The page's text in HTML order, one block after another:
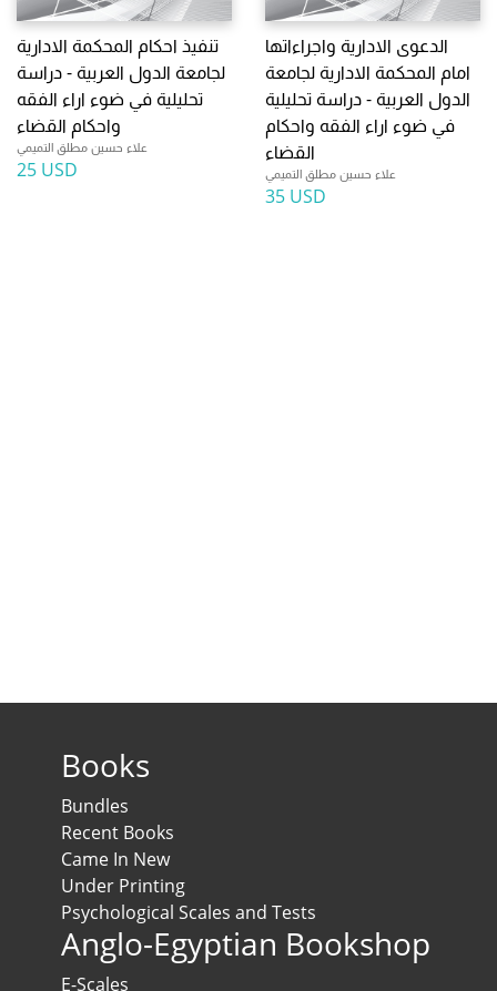
تنفيذ احكام المحكمة الادارية
لجامعة الدول العربية - دراسة
تحليلية في ضوء اراء الفقه
واحكام القضاء
علاء حسين مطلق التميمي
25 USD
الدعوى الادارية واجراءاتها
امام المحكمة الادارية لجامعة
الدول العربية - دراسة تحليلية
في ضوء اراء الفقه واحكام
القضاء
علاء حسين مطلق التميمي
35 USD
Books
Bundles
Recent Books
Came In New
Under Printing
Psychological Scales and Tests
Anglo-Egyptian Bookshop
E-Scales